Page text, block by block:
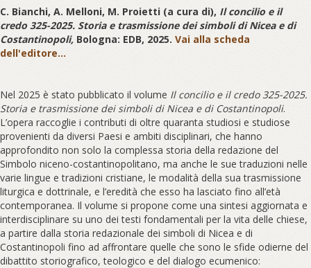
C. Bianchi, A. Melloni, M. Proietti (a cura di), Il concilio e il
credo 325-2025. Storia e trasmissione dei simboli di Nicea e di
Costantinopoli, Bologna: EDB, 2025. Vai alla scheda
dell'editore...
Nel 2025 è stato pubblicato il volume Il concilio e il credo 325-2025.
Storia e trasmissione dei simboli di Nicea e di Costantinopoli.
L’opera raccoglie i contributi di oltre quaranta studiosi e studiose
provenienti da diversi Paesi e ambiti disciplinari, che hanno
approfondito non solo la complessa storia della redazione del
Simbolo niceno-costantinopolitano, ma anche le sue traduzioni nelle
varie lingue e tradizioni cristiane, le modalità della sua trasmissione
liturgica e dottrinale, e l’eredità che esso ha lasciato fino all’età
contemporanea. Il volume si propone come una sintesi aggiornata e
interdisciplinare su uno dei testi fondamentali per la vita delle chiese,
a partire dalla storia redazionale dei simboli di Nicea e di
Costantinopoli fino ad affrontare quelle che sono le sfide odierne del
dibattito storiografico, teologico e del dialogo ecumenico: